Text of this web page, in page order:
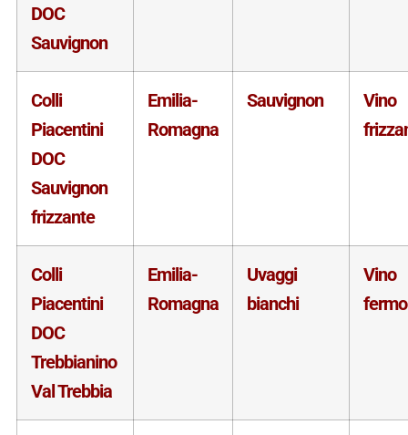
DOC
Sauvignon
Colli
Piacentini
DOC
Sauvignon
frizzante
Emilia-
Romagna
Sauvignon
Vino
Colli
Piacentini
DOC
Trebbianino
Val Trebbia
Emilia-
Romagna
Uvaggi
bianchi
Vino
fermo